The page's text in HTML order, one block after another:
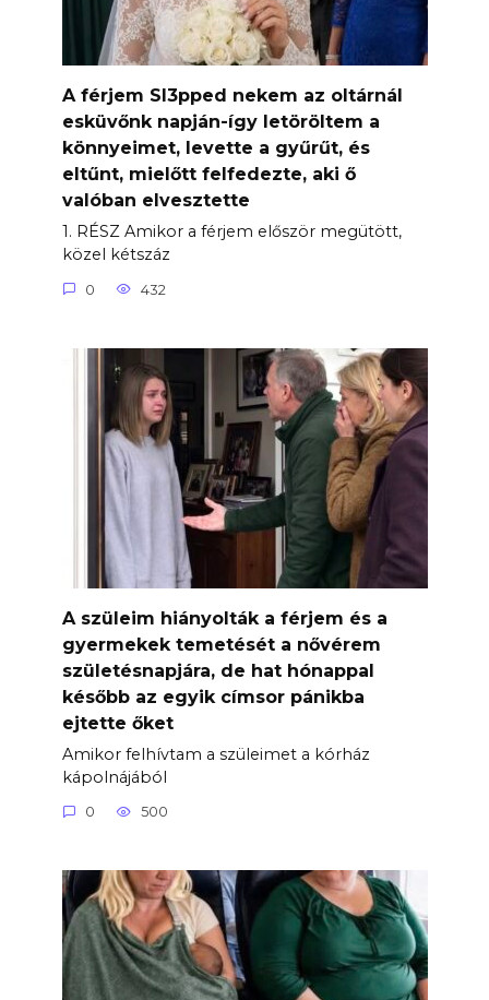
A férjem Sl3pped nekem az oltárnál
esküvőnk napján-így letöröltem a
könnyeimet, levette a gyűrűt, és
eltűnt, mielőtt felfedezte, aki ő
valóban elvesztette
1. RÉSZ Amikor a férjem először megütött,
közel kétszáz
0 432
A szüleim hiányolták a férjem és a
gyermekek temetését a nővérem
születésnapjára, de hat hónappal
később az egyik címsor pánikba
ejtette őket
Amikor felhívtam a szüleimet a kórház
kápolnájából
0 500